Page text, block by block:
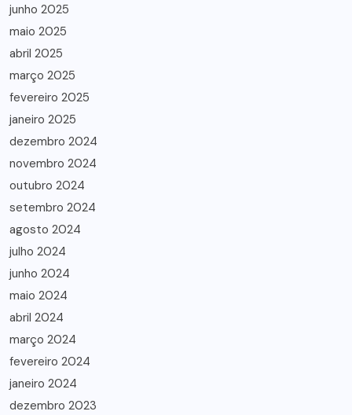
junho 2025
maio 2025
abril 2025
março 2025
fevereiro 2025
janeiro 2025
dezembro 2024
novembro 2024
outubro 2024
setembro 2024
agosto 2024
julho 2024
junho 2024
maio 2024
abril 2024
março 2024
fevereiro 2024
janeiro 2024
dezembro 2023